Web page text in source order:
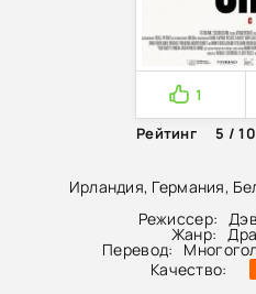
Ирландия, Германия,
Режиссер:
Жанр:
Перевод:
Качество:
1
Рейтинг
5 / 10